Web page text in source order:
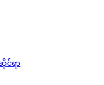
င်ရာ